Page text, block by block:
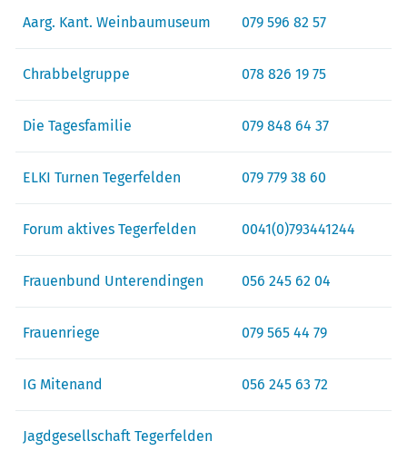
Aarg. Kant. Weinbaumuseum 079 596 82 57
Chrabbelgruppe 078 826 19 75
Die Tagesfamilie 079 848 64 37
ELKI Turnen Tegerfelden 079 779 38 60
Forum aktives Tegerfelden 0041(0)793441244
Frauenbund Unterendingen 056 245 62 04
Frauenriege 079 565 44 79
IG Mitenand 056 245 63 72
Jagdgesellschaft Tegerfelden